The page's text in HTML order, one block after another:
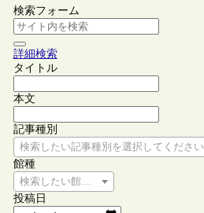
検索フォーム
詳細検索
タイトル
本文
記事種別
検索したい記事種別を選択してください
館種
検索したい館種を選択してください
投稿日